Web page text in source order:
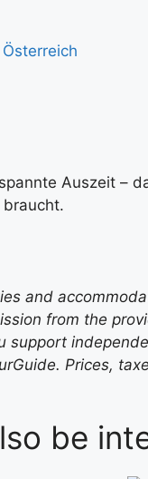
Auszeit –
and
from the
support
Prices,
be